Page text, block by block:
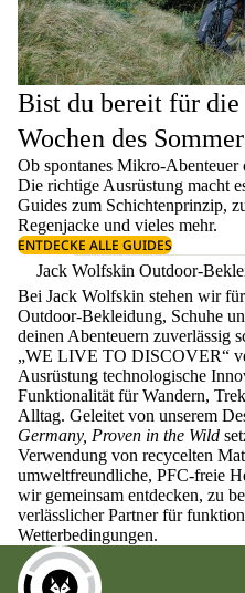
Bist du bereit für die
Wochen des
Ob spontanes Mikro-Abenteuer
Die richtige Ausrüstung macht
Guides zum Schichtenprinzip,
Regenjacke und vieles mehr.
ENTDECKE ALLE GUIDES
Jack Wolfskin Outdoor-
Bei Jack Wolfskin stehen wir
Outdoor-Bekleidung, Schuhe
deinen Abenteuern zuverlässig
„WE LIVE TO DISCOVER“
Ausrüstung technologische
Funktionalität für Wandern,
Alltag. Geleitet von unserem
Germany, Proven in the Wild
Verwendung von recycelten
umweltfreundliche, PFC-freie
wir gemeinsam entdecken, zu
verlässlicher Partner für
Wetterbedingungen.